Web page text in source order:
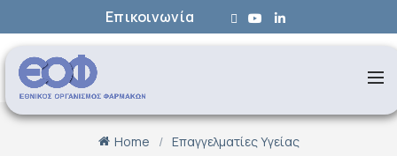
Επικοινωνία
Home Επαγγελματίες Υγείας